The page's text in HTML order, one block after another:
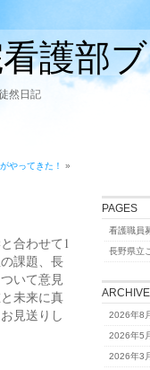
護部
然日記
やってきた！ »
合わせて1
課題、長
いて意見
未来に真
見送りし
PAGES
看護職員
長野県立
2026年8
2026年5
2026年3